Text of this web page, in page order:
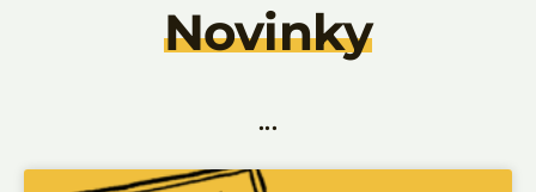
Novinky
...